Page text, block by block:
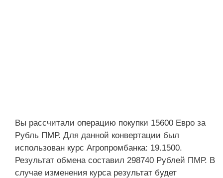
Вы рассчитали операцию покупки 15600 Евро за
Рубль ПМР. Для данной конвертации был
использован курс Агропромбанка: 19.1500.
Результат обмена составил 298740 Рублей ПМР. В
случае изменения курса результат будет